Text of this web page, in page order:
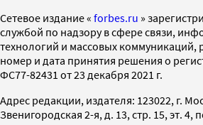
Cетевое издание « forbes.ru »
службой по надзору в сфере связи,
технологий и массовых коммуникаций,
номер и дата принятия решения о
ФС77-82431 от 23 декабря 2021 г.
Адрес редакции, издателя: 123022, г.
Звенигородская 2-я, д. 13, стр. 15, эт. 4,